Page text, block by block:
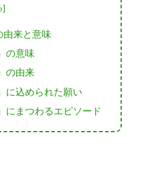
由来と意味
の意味
の由来
に込められた願い
にまつわるエピソード